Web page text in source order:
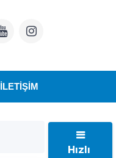
İLETIŞIM
Hızlı